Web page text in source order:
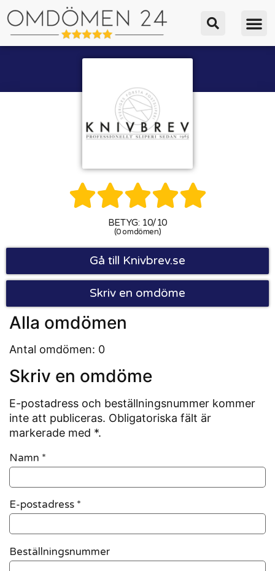

BETYG: 10/10
(0 omdömen)
Gå till Knivbrev.se
Skriv en omdöme
Alla omdömen
Antal omdömen: 0
Skriv en omdöme
E-postadress och beställningsnummer kommer
inte att publiceras. Obligatoriska fält är
markerade med *.
Namn *
E-postadress *
Beställningsnummer